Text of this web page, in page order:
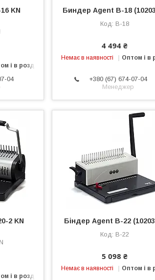
KN
і в роздріб
04
Биндер Agent B-18
B-18
4 494 ₴
Немає в наявності Оптом і в
+380 (67) 674-07-04
Менеджер
2 KN
і в роздріб
Біндер Agent B-22
B-22
5 098 ₴
Немає в наявності Оптом і в